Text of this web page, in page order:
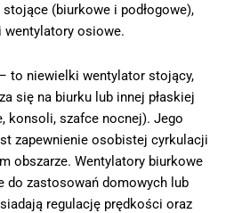
(biurkowe i podłogowe),
osiowe.
– to niewielki wentylator stojący,
się na biurku lub innej płaskiej
konsoli, szafce nocnej). Jego
zapewnienie osobistej cyrkulacji
obszarze. Wentylatory biurkowe
do zastosowań domowych lub
regulację prędkości oraz